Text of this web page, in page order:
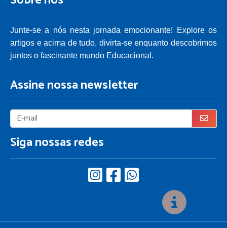
Junte-se a nós nesta jornada emocionante! Explore os
artigos e acima de tudo, divirta-se enquanto descobrimos
juntos o fascinante mundo Educacional.
Assine nossa newsletter
Siga nossas redes